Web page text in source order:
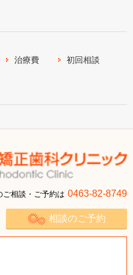
治療費 初回相談
ご相談・ご予約は 0463-82-8749
相談のご予約